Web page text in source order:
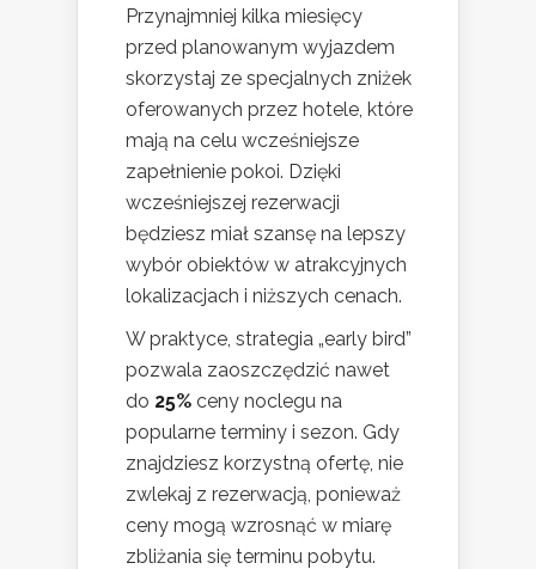
Przynajmniej kilka miesięcy
przed planowanym wyjazdem
skorzystaj ze specjalnych zniżek
oferowanych przez hotele, które
mają na celu wcześniejsze
zapełnienie pokoi. Dzięki
wcześniejszej rezerwacji
będziesz miał szansę na lepszy
wybór obiektów w atrakcyjnych
lokalizacjach i niższych cenach.
W praktyce, strategia „early bird”
pozwala zaoszczędzić nawet
do 25% ceny noclegu na
popularne terminy i sezon. Gdy
znajdziesz korzystną ofertę, nie
zwlekaj z rezerwacją, ponieważ
ceny mogą wzrosnąć w miarę
zbliżania się terminu pobytu.